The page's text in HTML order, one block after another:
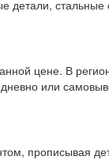
детали,
цене. В
или
прописывая